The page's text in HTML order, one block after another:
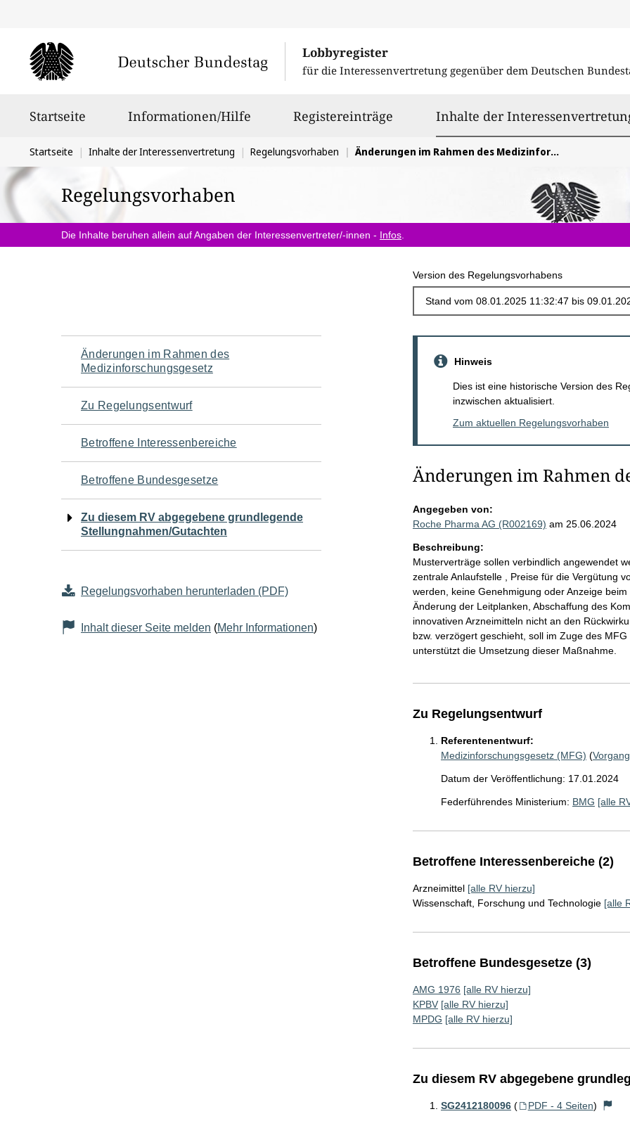
Lobbyregister
für die Interessenvertretung gegenüber dem Deutschen
Startseite Informationen/Hilfe Registereinträge Inhalte der
Sie
befinden
sich
hier:
Startseite Inhalte der Interessenvertretung Regelungsvorhaben Änderungen im Rahmen des Medizinforschungsgesetz
Regelungsvorhaben
Die Inhalte beruhen allein auf Angaben der Interessenvertreter/-innen - Infos
Version des Regelungsvorhabens
Navigation
für
den
Seiteninhalt
Änderungen im Rahmen des
Medizinforschungsgesetz
Zu Regelungsentwurf
Betroffene Interessenbereiche
Betroffene Bundesgesetze
Zu diesem RV abgegebene grundlegende
Stellungnahmen/Gutachten
Regelungsvorhaben herunterladen (PDF)
Inhalt dieser Seite melden (Mehr Informationen)
Hinweis
Dies ist eine historische Version des
inzwischen aktualisiert.
Zum aktuellen Regelungsvorhaben
Änderungen im Rahmen
Angegeben von:
Roche Pharma AG (R002169) am 25.06.2024
Beschreibung:
Musterverträge sollen verbindlich angewendet
zentrale Anlaufstelle , Preise für die Vergütung
werden, keine Genehmigung oder Anzeige
Änderung der Leitplanken, Abschaffung des
innovativen Arzneimitteln nicht an den
bzw. verzögert geschieht, soll im Zuge des
unterstützt die Umsetzung dieser Maßnahme.
Zu Regelungsentwurf
Referentenentwurf:
Medizinforschungsgesetz (MFG) (Vorgang
Datum der Veröffentlichung: 17.01.2024
Federführendes Ministerium: BMG [alle
Betroffene Interessenbereiche (2)
Arzneimittel [alle RV hierzu]
Wissenschaft, Forschung und Technologie [alle
Betroffene Bundesgesetze (3)
AMG 1976 [alle RV hierzu]
KPBV [alle RV hierzu]
MPDG [alle RV hierzu]
Zu diesem RV abgegebene
SG2412180096 ( PDF - 4 Seiten)